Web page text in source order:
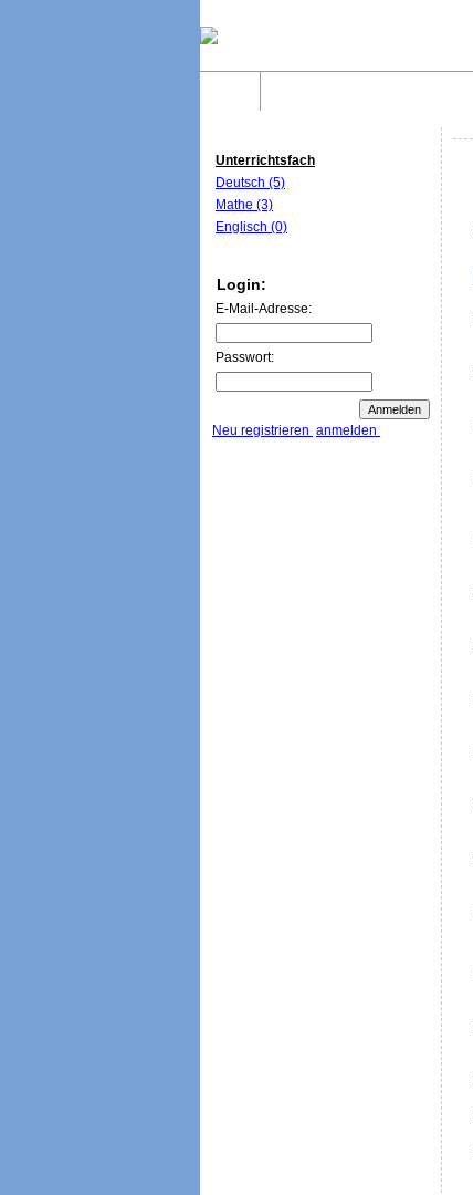
Unterrichtsfach
Deutsch (5)
Mathe (3)
Englisch (0)
Login:
E-Mail-Adresse:
Passwort:
Neu registrieren anmelden